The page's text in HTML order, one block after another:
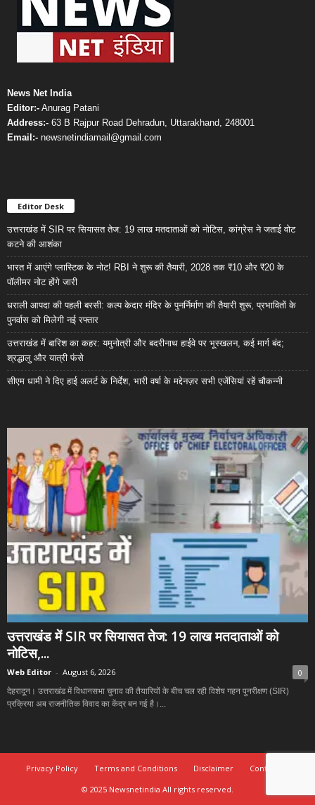
News Net India
Editor:- Anurag Patani
Address:- 63 B Rajpur Road Dehradun, Uttarakhand, 248001
Email:- newsnetindiamail@gmail.com
Editor Desk
उत्तराखंड में SIR पर सियासत तेज: 19 लाख मतदाताओं को नोटिस, कांग्रेस ने जताई वोट
कटने की आशंका
भारत में आएंगे प्लास्टिक के नोट! RBI ने शुरू की तैयारी, 2028 तक ₹10 और ₹20 के
पॉलीमर नोट होंगे जारी
धराली आपदा की पहली बरसी: कल्प केदार मंदिर के पुनर्निर्माण की तैयारी शुरू, प्रभावितों के
पुनर्वास को मिलेगी नई रफ्तार
उत्तराखंड में बारिश का कहर: यमुनोत्री और बदरीनाथ हाईवे पर भूस्खलन, कई मार्ग बंद;
श्रद्धालु और यात्री फंसे
सीएम धामी ने दिए हाई अलर्ट के निर्देश, भारी वर्षा के मद्देनज़र सभी एजेंसियां रहें चौकन्नी
उत्तराखंड में SIR पर सियासत तेज: 19 लाख मतदाताओं को
नोटिस,...
Web Editor - August 6, 2026 0
देहरादून। उत्तराखंड में विधानसभा चुनाव की तैयारियों के बीच चल रही विशेष गहन पुनरीक्षण (SIR)
प्रक्रिया अब राजनीतिक विवाद का केंद्र बन गई है।...
Privacy Policy Terms and Conditions Disclaimer
Contact Us
© 2025 Newsnetindia All rights reserved.